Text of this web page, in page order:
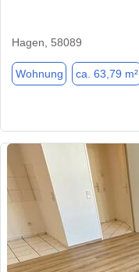
Hagen, 58089
Wohnung ca. 63,79 m²